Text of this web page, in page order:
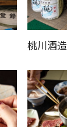
桃川酒造